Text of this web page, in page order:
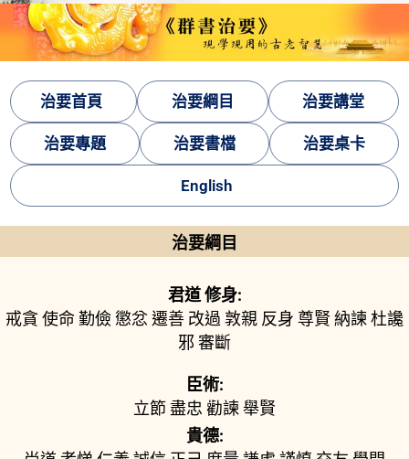
治要首頁 治要綱目 治要講堂
治要專題 治要書檔 治要桌卡
English
治要綱目
君道 修身:
戒貪使命勤儉懲忿 遷善 改過 敦親 反身 尊賢納諫 杜讒
邪 審斷
臣術:
立節盡忠 勸諫 舉賢
貴德: